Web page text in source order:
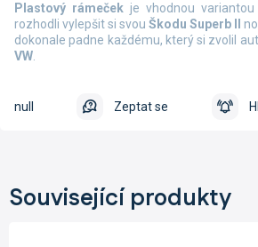
Plastový rámeček je vhodnou
rozhodli vylepšit si svou Škodu Superb II
dokonale padne každému, který si zvolil
VW.
Zeptat se
null
Související produkty